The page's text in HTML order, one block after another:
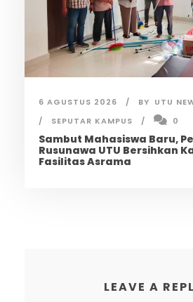
6 AGUSTUS 2026 BY UTU
SEPUTAR KAMPUS
0
Sambut Mahasiswa Baru,
Rusunawa UTU Bersihkan
Fasilitas Asrama
LEAVE A